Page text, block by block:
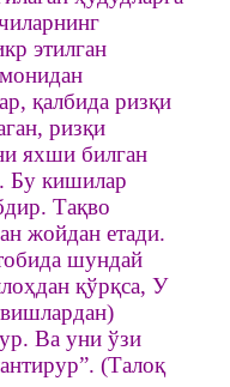
этилган
қалбида ризқи
ризқи
яхши билган
Бу кишилар
Тақво
жойдан етади.
шундай
қўрқса, У
Ва уни ўзи
(Талоқ